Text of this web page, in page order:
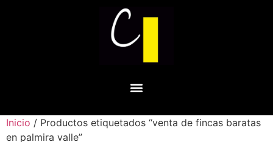
Inicio / Productos etiquetados “venta de fincas baratas
en palmira valle”